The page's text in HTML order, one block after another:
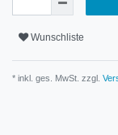
Wunschliste
* inkl. ges. MwSt. zzgl.